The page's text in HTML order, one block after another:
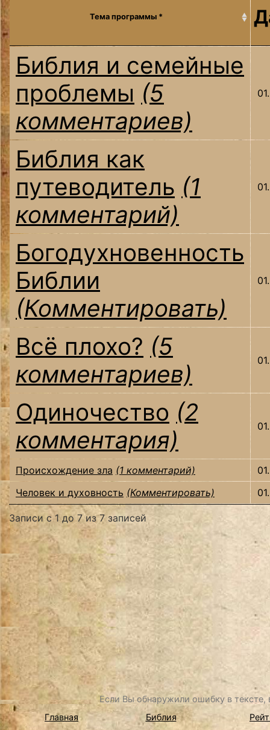
Тема программы *
Библия и семейные
проблемы (5
комментариев)
Библия как
путеводитель (1
комментарий)
Богодухновенность
Библии
(Комментировать)
Всё плохо? (5
комментариев)
Одиночество (2
комментария)
Происхождение зла (1 комментарий)
Человек и духовность (Комментировать)
Записи с 1 до 7 из 7 записей
Если Вы обнаружили ошибку в
Главная
Библия